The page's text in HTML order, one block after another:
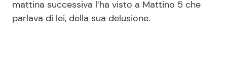
mattina successiva l’ha visto a Mattino 5 che
parlava di lei, della sua delusione.